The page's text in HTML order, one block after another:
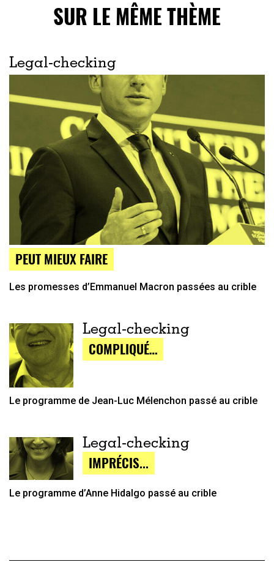
SUR LE MÊME THÈME
Legal-checking
PEUT MIEUX FAIRE
Les promesses d’Emmanuel Macron passées au crible
Legal-checking
COMPLIQUÉ…
Le programme de Jean-Luc Mélenchon passé au crible
Legal-checking
IMPRÉCIS...
Le programme d’Anne Hidalgo passé au crible